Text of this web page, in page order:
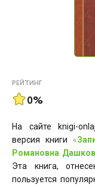
РЕЙТИНГ
0%
На сайте knigi-
версия книги «
Романовна
Эта книга,
пользуется